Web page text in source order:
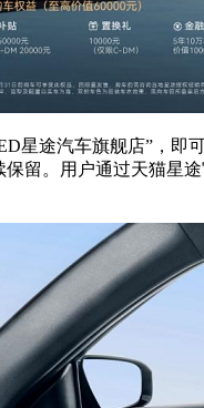
星途汽车旗舰店”，即
留。用户通过天猫星